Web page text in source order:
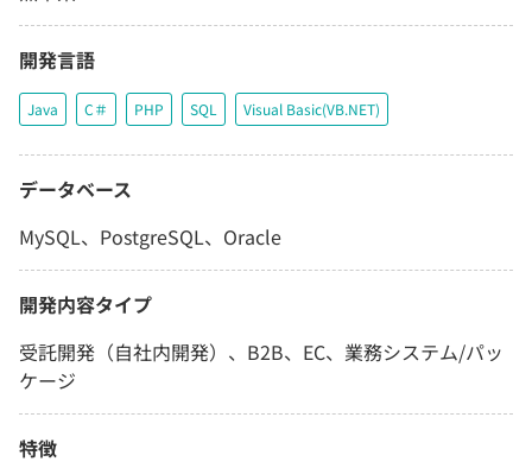
開発言語
Java C＃ PHP SQL Visual Basic(VB.NET)
データベース
MySQL、PostgreSQL、Oracle
開発内容タイプ
受託開発（自社内開発）、B2B、EC、業務システム/パッ
ケージ
特徴